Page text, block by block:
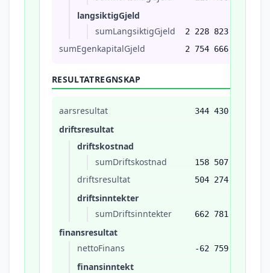
langsiktigGjeld
sumLangsiktigGjeld
2 228 823
sumEgenkapitalGjeld 2 754 666
RESULTATREGNSKAP
aarsresultat 344 430
driftsresultat
driftskostnad
sumDriftskostnad
158 507
driftsresultat 504 274
driftsinntekter
sumDriftsinntekter
662 781
finansresultat
nettoFinans
-62 759
finansinntekt